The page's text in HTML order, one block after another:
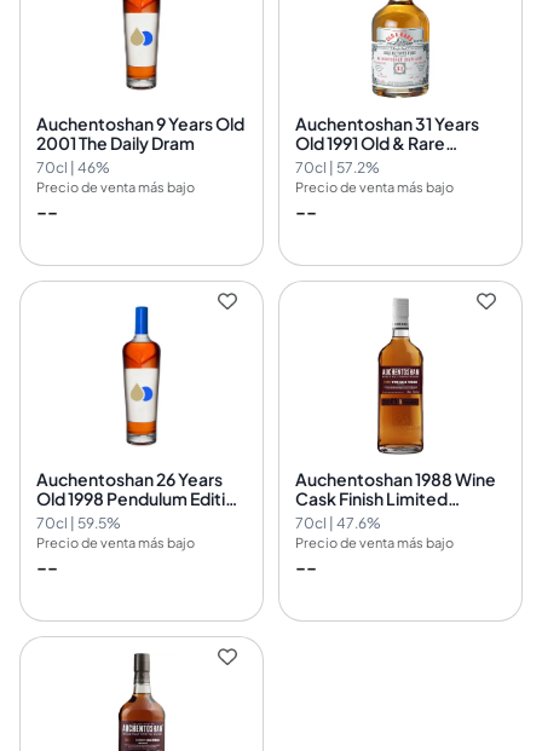
Auchentoshan 9 Years Old
2001 The Daily Dram
70cl | 46%
Precio de venta más bajo
--
Auchentoshan 31 Years
Old 1991 Old & Rare
Platinum Hunter Laing
70cl | 57.2%
Precio de venta más bajo
--
Auchentoshan 26 Years
Old 1998 Pendulum Edition
- One Cask At A Time
70cl | 59.5%
Precio de venta más bajo
--
Auchentoshan 1988 Wine
Cask Finish Limited
Release
70cl | 47.6%
Precio de venta más bajo
--